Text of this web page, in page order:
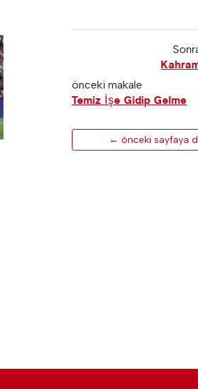
önceki makale
Temiz İşe Gidip Gelme
← önceki sayfaya